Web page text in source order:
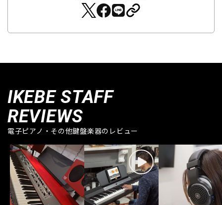
IKEBE STAFF
REVIEWS
電子ピアノ・その他鍵盤楽器のレビュー